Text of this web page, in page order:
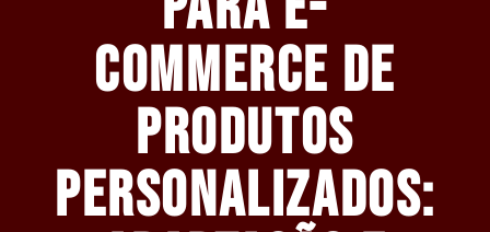
commerce de
Produtos
Personalizados: